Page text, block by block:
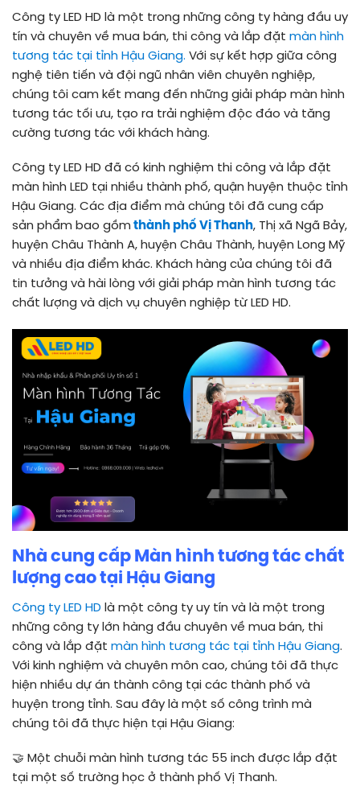
Công ty LED HD là một trong những công ty hàng đầu uy
tín và chuyên về mua bán, thi công và lắp đặt màn hình
tương tác tại tỉnh Hậu Giang. Với sự kết hợp giữa công
nghệ tiên tiến và đội ngũ nhân viên chuyên nghiệp,
chúng tôi cam kết mang đến những giải pháp màn hình
tương tác tối ưu, tạo ra trải nghiệm độc đáo và tăng
cường tương tác với khách hàng.
Công ty LED HD đã có kinh nghiệm thi công và lắp đặt
màn hình LED tại nhiều thành phố, quận huyện thuộc tỉnh
Hậu Giang. Các địa điểm mà chúng tôi đã cung cấp
sản phẩm bao gồm thành phố Vị Thanh, Thị xã Ngã Bảy,
huyện Châu Thành A, huyện Châu Thành, huyện Long Mỹ
và nhiều địa điểm khác. Khách hàng của chúng tôi đã
tin tưởng và hài lòng với giải pháp màn hình tương tác
chất lượng và dịch vụ chuyên nghiệp từ LED HD.
Nhà cung cấp Màn hình tương tác chất
lượng cao tại Hậu Giang
Công ty LED HD là một công ty uy tín và là một trong
những công ty lớn hàng đầu chuyên về mua bán, thi
công và lắp đặt màn hình tương tác tại tỉnh Hậu Giang.
Với kinh nghiệm và chuyên môn cao, chúng tôi đã thực
hiện nhiều dự án thành công tại các thành phố và
huyện trong tỉnh. Sau đây là một số công trình mà
chúng tôi đã thực hiện tại Hậu Giang:
🤝 Một chuỗi màn hình tương tác 55 inch được lắp đặt
tại một số trường học ở thành phố Vị Thanh.